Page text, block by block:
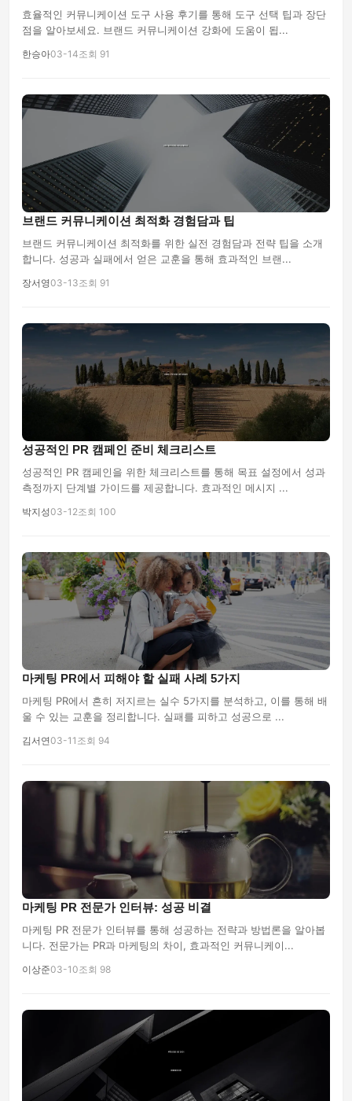
효율적인 커뮤니케이션 도구 사용 후기를 통해 도구 선택 팁과 장단
점을 알아보세요. 브랜드 커뮤니케이션 강화에 도움이 됩...
한승아03-14조회 91
브랜드 커뮤니케이션 최적화 경험담과 팁
브랜드 커뮤니케이션 최적화를 위한 실전 경험담과 전략 팁을 소개
합니다. 성공과 실패에서 얻은 교훈을 통해 효과적인 브랜...
장서영03-13조회 91
성공적인 PR 캠페인 준비 체크리스트
성공적인 PR 캠페인을 위한 체크리스트를 통해 목표 설정에서 성과
측정까지 단계별 가이드를 제공합니다. 효과적인 메시지 ...
박지성03-12조회 100
마케팅 PR에서 피해야 할 실패 사례 5가지
마케팅 PR에서 흔히 저지르는 실수 5가지를 분석하고, 이를 통해 배
울 수 있는 교훈을 정리합니다. 실패를 피하고 성공으로 ...
김서연03-11 조회 94
마케팅 PR 전문가 인터뷰: 성공 비결
마케팅 PR 전문가 인터뷰를 통해 성공하는 전략과 방법론을 알아봅
니다. 전문가는 PR과 마케팅의 차이, 효과적인 커뮤니케이...
이상준03-10조회 98